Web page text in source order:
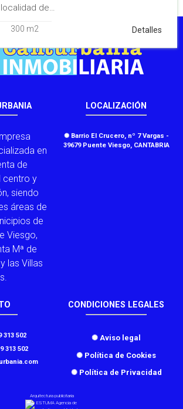
de…
300 m2 Detalles
en
de
centro y
siendo
áreas de
de
Viesgo,
Mª de
las Villas
LOCALIZACIÓN
✺ Barrio El Crucero, nº 7 Vargas -
39679 Puente Viesgo, CANTABRIA
313 502
313 502
CONDICIONES LEGALES
✺ Aviso legal
✺ Política de Cookies
✺ Política de Privacidad
Arquitectura publicitaria